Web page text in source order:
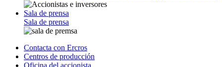
Sala de prensa
Sala de prensa
Contacta con Ercros
Centros de producción
Oficina del accionista